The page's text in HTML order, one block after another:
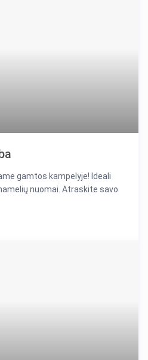
gamtos kampelyje! Ideali
nuomai. Atraskite savo